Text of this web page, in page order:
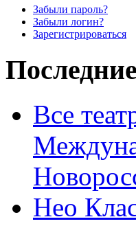
Забыли пароль?
Забыли логин?
Зарегистрироваться
Все
Нео